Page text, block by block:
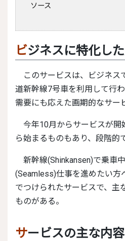
ソース
ビジネスに特化し
このサービスは、ビジネスで利用する客向けの東海
道新幹線7号車を利用して行
需要にも応えた画期的なサー
今年10月からサービスが開始されるが、来年4月か
ら始まるものもあり、段階的
新幹線(Shinkansen)で乗車中も途切れなく
(Seamless)仕事を進めたい方
でつけられたサービスで、主
ものがある。
サービスの主な内容